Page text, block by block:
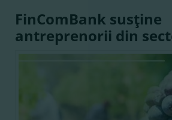
FinComBank susţine
antreprenorii din